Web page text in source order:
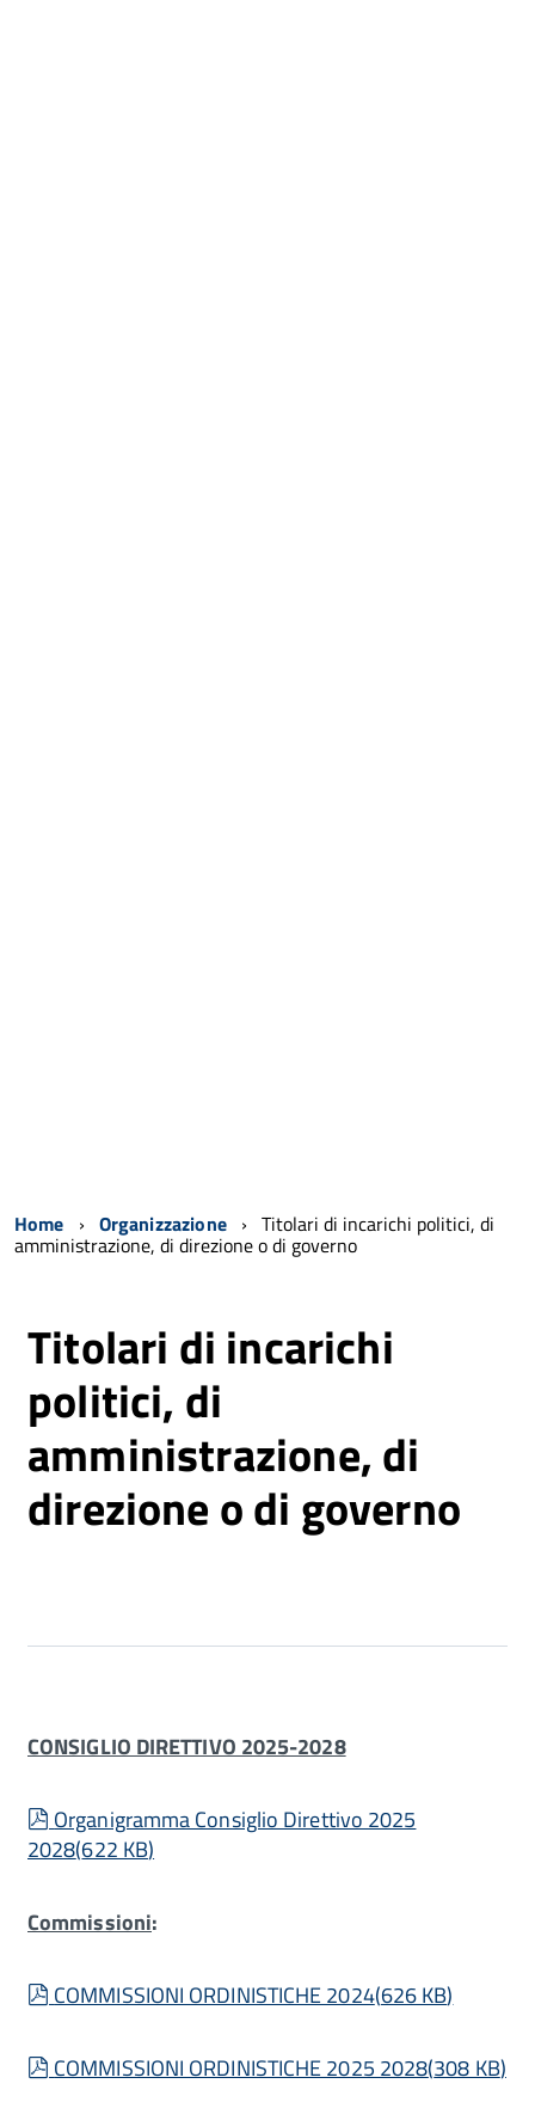
Home Organizzazione Titolari di incarichi politici, di
amministrazione, di direzione o di governo
Titolari di incarichi
politici, di
amministrazione, di
direzione o di governo
CONSIGLIO DIRETTIVO 2025-2028
pdf
Organigramma Consiglio Direttivo 2025
2028(622 KB)
Commissioni:
pdf
COMMISSIONI ORDINISTICHE 2024(626 KB)
pdf
COMMISSIONI ORDINISTICHE 2025 2028(308 KB)